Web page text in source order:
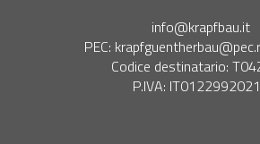
info@krapfbau.it
PEC:
Codice destinatario:
P.IVA: